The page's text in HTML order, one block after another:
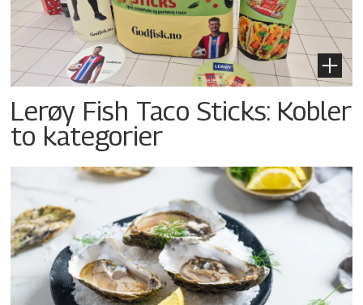
Lerøy Fish Taco Sticks: Kobler
to kategorier